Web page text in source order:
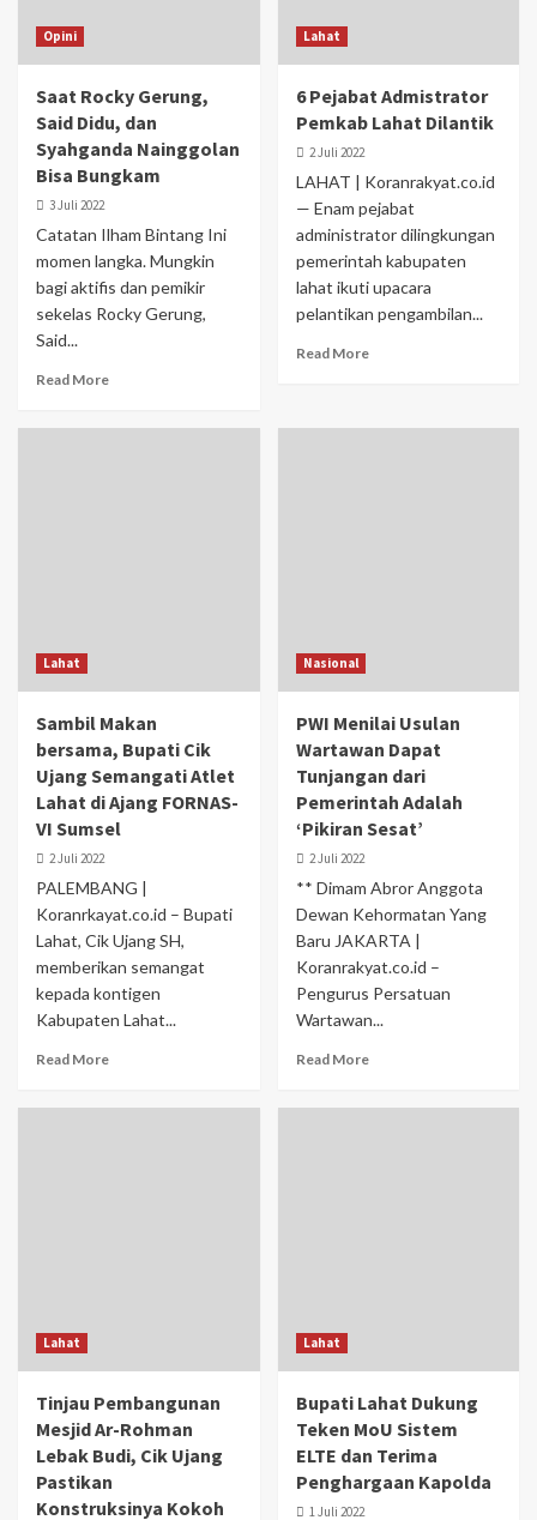
Opini
Saat Rocky Gerung,
Said Didu, dan
Syahganda Nainggolan
Bisa Bungkam
3 Juli 2022
Catatan Ilham Bintang Ini
momen langka. Mungkin
bagi aktifis dan pemikir
sekelas Rocky Gerung,
Said...
Read More
Lahat
6 Pejabat Admistrator
Pemkab Lahat Dilantik
2 Juli 2022
LAHAT | Koranrakyat.co.id
— Enam pejabat
administrator dilingkungan
pemerintah kabupaten
lahat ikuti upacara
pelantikan pengambilan...
Read More
Lahat
Sambil Makan
bersama, Bupati Cik
Ujang Semangati Atlet
Lahat di Ajang FORNAS-
VI Sumsel
2 Juli 2022
PALEMBANG |
Koranrkayat.co.id – Bupati
Lahat, Cik Ujang SH,
memberikan semangat
kepada kontigen
Kabupaten Lahat...
Read More
Nasional
PWI Menilai Usulan
Wartawan Dapat
Tunjangan dari
Pemerintah Adalah
‘Pikiran Sesat’
2 Juli 2022
** Dimam Abror Anggota
Dewan Kehormatan Yang
Baru JAKARTA |
Koranrakyat.co.id –
Pengurus Persatuan
Wartawan...
Read More
Lahat
Tinjau Pembangunan
Mesjid Ar-Rohman
Lebak Budi, Cik Ujang
Pastikan
Konstruksinya Kokoh
Lahat
Bupati Lahat Dukung
Teken MoU Sistem
ELTE dan Terima
Penghargaan Kapolda
1 Juli 2022